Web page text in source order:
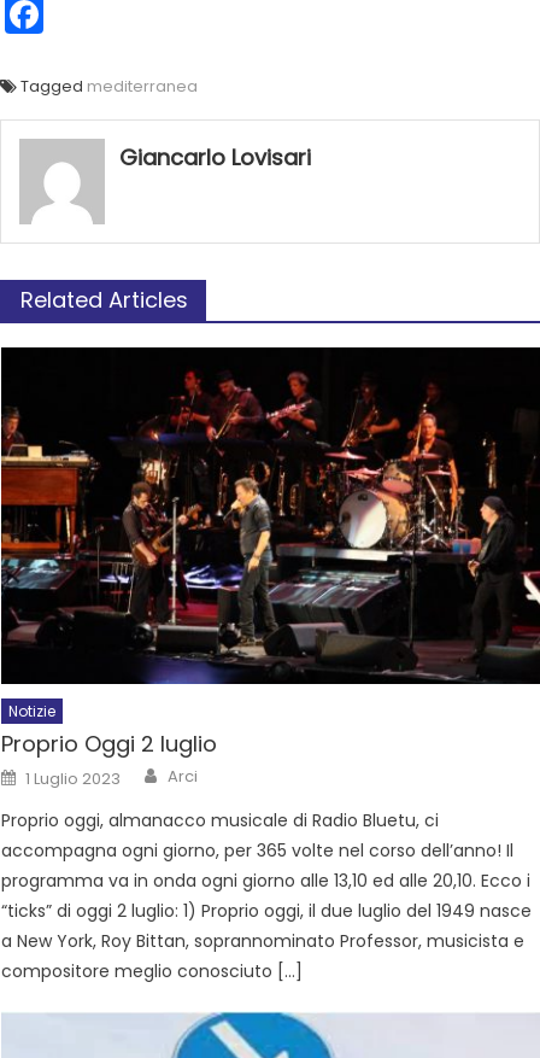
Tagged mediterranea
Giancarlo Lovisari
Related Articles
Notizie
Proprio Oggi 2 luglio
1 Luglio 2023 Arci
Proprio oggi, almanacco musicale di Radio Bluetu, ci
accompagna ogni giorno, per 365 volte nel corso dell’anno! Il
programma va in onda ogni giorno alle 13,10 ed alle 20,10. Ecco i
“ticks” di oggi 2 luglio: 1) Proprio oggi, il due luglio del 1949 nasce
a New York, Roy Bittan, soprannominato Professor, musicista e
compositore meglio conosciuto […]